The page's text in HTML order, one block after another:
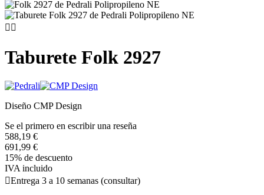
 
Taburete Folk 2927
Diseño CMP Design
Se el primero en escribir una reseña
588,19 €
691,99 €
15% de descuento
IVA incluido
Entrega 3 a 10 semanas (consultar)